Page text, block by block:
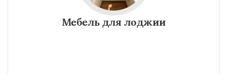
Мебель для лоджии